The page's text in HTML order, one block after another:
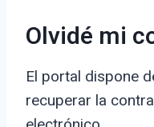
Olvidé mi
El portal dispone
recuperar la